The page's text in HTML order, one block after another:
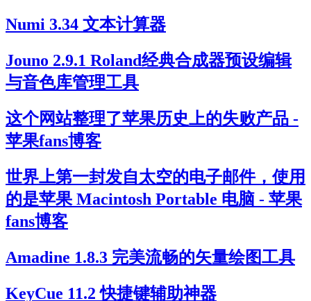
Numi 3.34 文本计算器
Jouno 2.9.1 Roland经典合成器预设编辑
与音色库管理工具
这个网站整理了苹果历史上的失败产品 -
苹果fans博客
世界上第一封发自太空的电子邮件，使用
的是苹果 Macintosh Portable 电脑 - 苹果
fans博客
Amadine 1.8.3 完美流畅的矢量绘图工具
KeyCue 11.2 快捷键辅助神器